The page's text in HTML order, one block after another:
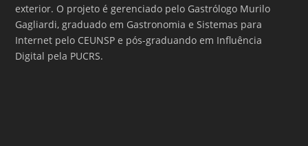
exterior. O projeto é gerenciado pelo Gastrólogo Murilo
Gagliardi, graduado em Gastronomia e Sistemas para
Internet pelo CEUNSP e pós-graduando em Influência
Digital pela PUCRS.